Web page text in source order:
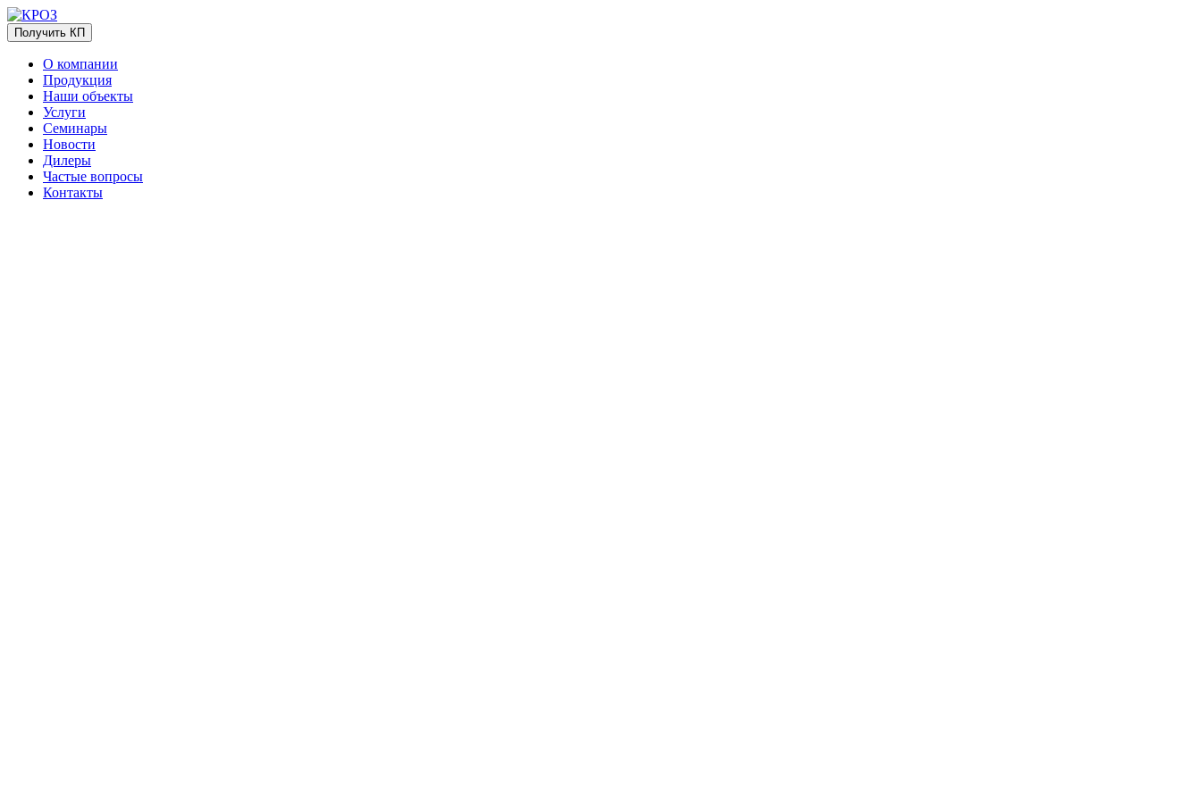
Получить КП
О компании
Продукция
Наши объекты
Услуги
Семинары
Новости
Дилеры
Частые вопросы
Контакты